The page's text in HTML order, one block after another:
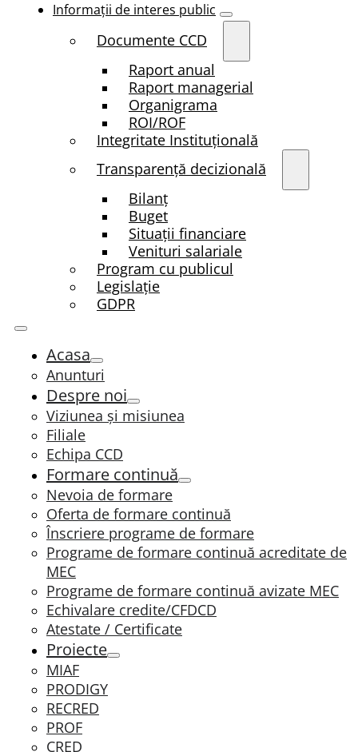
Informații de interes public
Documente CCD
Raport anual
Raport managerial
Organigrama
ROI/ROF
Integritate Instituțională
Transparenţă decizională
Bilanț
Buget
Situații financiare
Venituri salariale
Program cu publicul
Legislație
GDPR
Acasa
Anunturi
Despre noi
Viziunea și misiunea
Filiale
Echipa CCD
Formare continuă
Nevoia de formare
Oferta de formare continuă
Înscriere programe de formare
Programe de formare continuă acreditate de
MEC
Programe de formare continuă avizate MEC
Echivalare credite/CFDCD
Atestate / Certificate
Proiecte
MIAF
PRODIGY
RECRED
PROF
CRED